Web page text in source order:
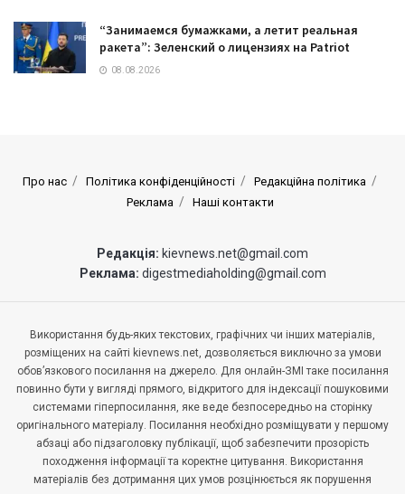
“Занимаемся бумажками, а летит реальная
ракета”: Зеленский о лицензиях на Patriot
08.08.2026
Про нас Політика конфіденційності
Редакційна політика
Реклама
Наші контакти
Редакція: kievnews.net@gmail.com
Реклама: digestmediaholding@gmail.com
Використання будь-яких текстових, графічних чи інших матеріалів,
розміщених на сайті kievnews.net, дозволяється виключно за умови
обов’язкового посилання на джерело. Для онлайн-ЗМІ таке посилання
повинно бути у вигляді прямого, відкритого для індексації пошуковими
системами гіперпосилання, яке веде безпосередньо на сторінку
оригінального матеріалу. Посилання необхідно розміщувати у першому
абзаці або підзаголовку публікації, щоб забезпечити прозорість
походження інформації та коректне цитування. Використання
матеріалів без дотримання цих умов розцінюється як порушення